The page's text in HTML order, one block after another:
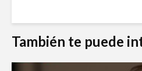
También te puede